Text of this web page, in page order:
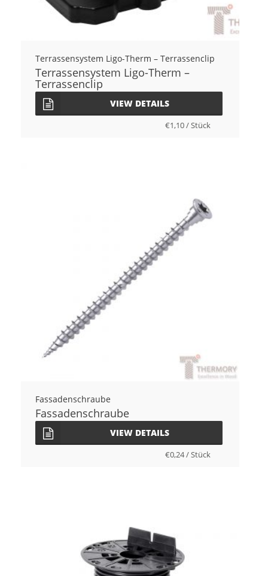
Terrassensystem Ligo-Therm – Terrassenclip
Terrassensystem Ligo-Therm –
Terrassenclip
VIEW DETAILS
€1,10/Stück
Fassadenschraube
Fassadenschraube
VIEW DETAILS
€0,24/Stück